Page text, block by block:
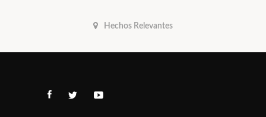
Hechos Relevantes